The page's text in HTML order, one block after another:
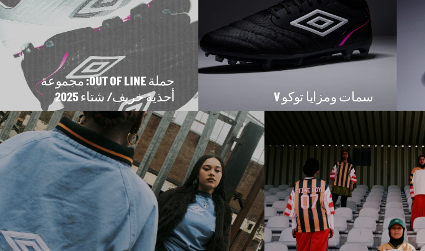
سمات ومزايا توكو V
حملة OUT OF LINE: مجموعة
أحذية خريف/ شتاء 2025